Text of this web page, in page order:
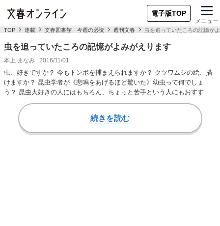
電子版TOP
メニュー
TOP 連載 文春図書館 今週の必読 週刊文春 虫を追っていたころの記憶が
虫を追っていたころの記憶がよみがえります
本上 まなみ 2016/11/01
虫、好きですか？ 今もトンボを捕まえられますか？ クツワムシの絵、描
けますか？ 昆虫学者が《悲鳴をあげるほど驚いた》幼虫って何でしょ
う？ 昆虫大好きの人にはもちろん、ちょっと苦手という人にもおすすめ
の一冊です。ふだ…
続きを読む